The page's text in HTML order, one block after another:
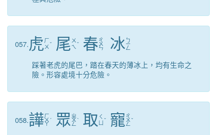
057.虎ㄏ
ㄨ ˇ 尾 ㄨ
ㄟ ˇ 春ㄔ
ㄨ
ㄣ 冰 ㄅ
ㄧ
ㄥ
踩著老虎的尾巴，踏在春天的薄冰上，均有生命之
險。形容處境十分危險。
058.譁ㄏ
ㄨ
ㄚ
ˊ 眾 ㄓ
ㄨ
ㄥ
ˋ 取 ㄑ
ˇ 寵 ㄔ
ㄨ
ㄥ
ˇ